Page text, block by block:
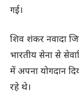
गई।
शिव शंकर नवादा
भारतीय सेना से
में अपना योगदान
रहे थे।